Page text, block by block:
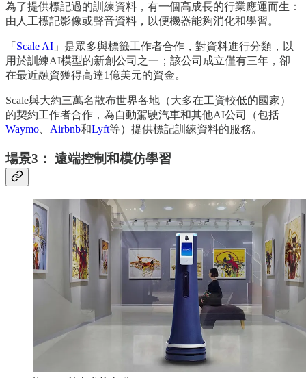
為了提供標記過的訓練資料，有一個高成長的行業應運而生：
由人工標記影像或聲音資料，以便機器能夠消化和學習。
「 Scale AI 」是眾多與標籤工作者合作，對資料進行分類，以
用於訓練AI模型的新創公司之一；該公司成立僅有三年，卻
在最近融資獲得高達1億美元的資金。
Scale與大約三萬名散布世界各地（大多在工資較低的國家）
的契約工作者合作，為自動駕駛汽車和其他AI公司（包括
Waymo、 Airbnb和Lyft等）提供標記訓練資料的服務。
場景3： 遠端控制和模仿學習